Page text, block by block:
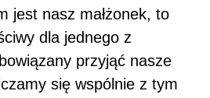
jest nasz małżonek, to
dla jednego z
przyjąć nasze
się wspólnie z tym